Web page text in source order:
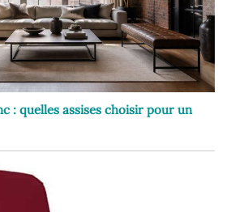
: quelles assises choisir pour un